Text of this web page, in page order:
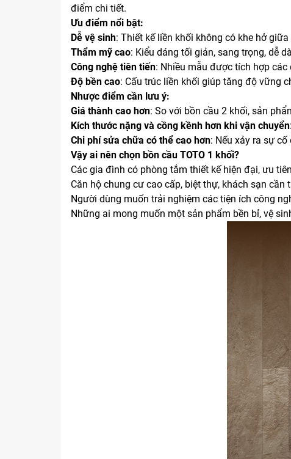
điểm chi tiết.
Ưu điểm nổi bật:
Dễ vệ sinh: Thiết kế liền khối không có khe hở
Thẩm mỹ cao: Kiểu dáng tối giản, sang trọng, dễ
Công nghệ tiên tiến: Nhiều mẫu được tích hợp các
Độ bền cao: Cấu trúc liền khối giúp tăng độ vững
Nhược điểm cần lưu ý:
Giá thành cao hơn: So với bồn cầu 2 khối, sản
Kích thước nặng và cồng kềnh hơn khi vận chuyển
Chi phí sửa chữa có thể cao hơn: Nếu xảy ra sự
Vậy ai nên chọn bồn cầu TOTO 1 khối?
Các gia đình có phòng tắm thiết kế hiện đại, ưu
Căn hộ chung cư cao cấp, biệt thự, khách sạn cần
Người dùng muốn trải nghiệm các tiện ích công
Những ai mong muốn một sản phẩm bền bỉ, vệ